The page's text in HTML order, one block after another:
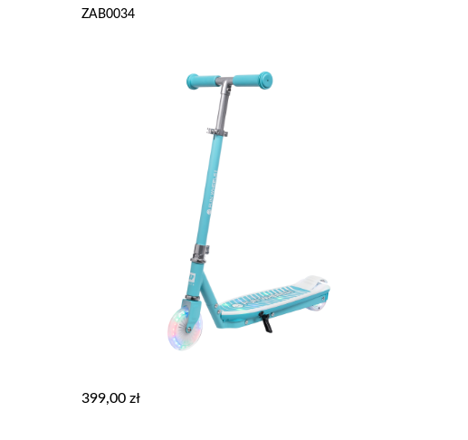
ZAB0034
399,00 zł